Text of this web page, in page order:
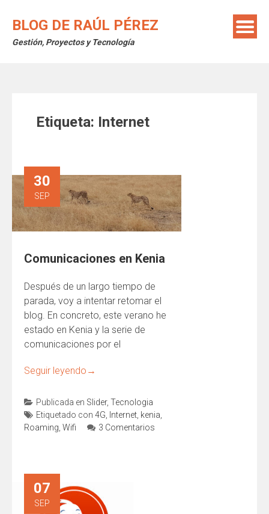
BLOG DE RAÚL PÉREZ
Gestión, Proyectos y Tecnología
Etiqueta: Internet
30
SEP
Comunicaciones en Kenia
Después de un largo tiempo de
parada, voy a intentar retomar el
blog. En concreto, este verano he
estado en Kenia y la serie de
comunicaciones por el
Seguir leyendo →
Publicada en Slider, Tecnologia
Etiquetado con 4G Internet kenia
Roaming Wifi 3 Comentarios
07
SEP